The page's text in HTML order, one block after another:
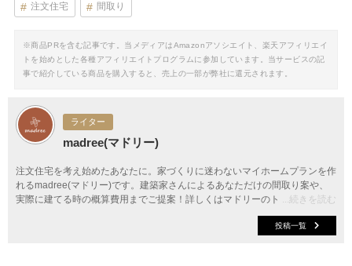
注文住宅 間取り
※商品PRを含む記事です。当メディアはAmazonアソシエイト、楽天アフィリエイ
トを始めとした各種アフィリエイトプログラムに参加しています。当サービスの記
事で紹介している商品を購入すると、売上の一部が弊社に還元されます。
ライター
madree(マドリー)
...続きを読む
注文住宅を考え始めたあなたに。家づくりに迷わないマイホームプランを作
れるmadree(マドリー)です。建築家さんによるあなただけの間取り案や、
実際に建てる時の概算費用までご提案！詳しくはマドリーのトップページか
投稿一覧